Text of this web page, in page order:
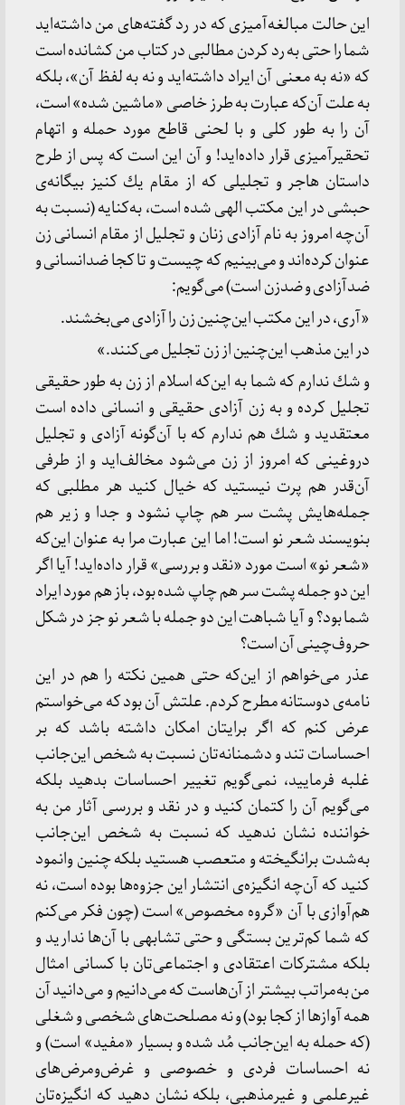
این حالت مبالغه‌آمیزی كه در رد گفته‌های من داشته‌اید
شما را حتی به رد كردن مطالبی در كتاب من كشانده است
كه «نه به معنی آن ایراد داشته‌اید و نه به لفظ آن»، بلكه
به علت آن‌كه عبارت به طرز خاصی «ماشین شده» است،
آن را به طور كلی و با لحنی قاطع مورد حمله و اتهام
تحقیرآمیزی قرار داده‌اید! و آن این است كه پس از طرح
داستان هاجر و تجلیلی كه از مقام یك كنیز بیگانه‌ی
حبشی در این مكتب الهی شده است، به‌كنایه (نسبت به
آن‌چه امروز به نام آزادی زنان و تجلیل از مقام انسانی زن
عنوان كرده‌اند و می‌بینیم كه چیست و تا كجا ضدانسانی و
ضدآزادی و ضدزن است) می‌گویم:
«آری، در این مكتب این‌چنین زن را آزادی می‌بخشند.
در این مذهب این‌چنین از زن تجلیل می‌کنند.»
و شك ندارم كه شما به این‌كه اسلام از زن به طور حقیقی
تجلیل كرده و به زن آزادی حقیقی و انسانی داده است
معتقدید و شك هم ندارم كه با آن‌گونه آزادی و تجلیل
دروغینی كه امروز از زن می‌شود مخالف‌اید و از طرفی
آن‌قدر هم پرت نیستید كه خیال كنید هر مطلبی كه
جمله‌هایش پشت سر هم چاپ نشود و جدا و زیر هم
بنویسند شعر نو است! اما این عبارت مرا به عنوان این‌كه
«شعر نو» است مورد «نقد و بررسی» قرار داده‌اید! آیا اگر
این دو جمله پشت سر هم چاپ شده بود، باز هم مورد ایراد
شما بود؟ و آیا شباهت این دو جمله با شعر نو جز در شكل
حروف‌چینی آن است؟
عذر می‌خواهم از این‌كه حتی همین نكته را هم در این
نامه‌ی دوستانه مطرح كردم. علتش آن بود كه می‌خواستم
عرض كنم كه اگر برایتان امكان داشته باشد كه بر
احساسات تند و دشمنانه‌تان نسبت به شخص این‌جانب
غلبه فرمایید، نمی‌گویم تغییر احساسات بدهید بلكه
می‌گویم آن را كتمان كنید و در نقد و بررسی آثار من به
خواننده نشان ندهید كه نسبت به شخص این‌جانب
به‌شدت برانگیخته و متعصب هستید بلكه چنین وانمود
كنید كه آن‌چه انگیزه‌ی انتشار این جزوه‌ها بوده است، نه
هم‌آوازی با آن «گروه مخصوص» است (چون فكر می‌كنم
كه شما كم‌ترین بستگی و حتی تشابهی با آن‌ها ندارید و
بلكه مشتركات اعتقادی و اجتماعی‌تان با كسانی امثال
من به‌مراتب بیشتر از آن‌هاست كه می‌دانیم و می‌دانید آن
همه آوازها از كجا بود) و نه مصلحت‌های شخصی و شغلی
(كه حمله به این‌جانب مُد شده و بسیار «مفید» است) و
نه احساسات فردی و خصوصی و غرض‌ومرض‌های
غیرعلمی و غیرمذهبی، بلكه نشان دهید كه انگیزه‌تان